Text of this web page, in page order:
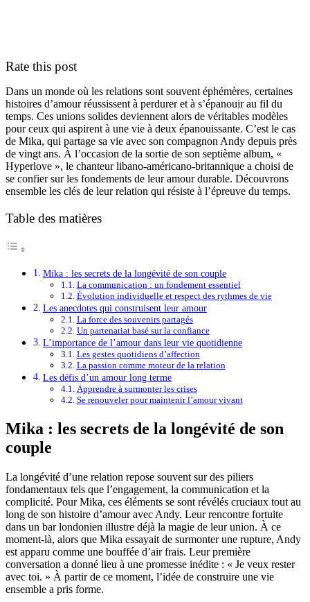
Rate this post
Dans un monde où les relations sont souvent éphémères, certaines
histoires d’amour réussissent à perdurer et à s’épanouir au fil du
temps. Ces unions solides deviennent alors de véritables modèles
pour ceux qui aspirent à une vie à deux épanouissante. C’est le cas
de Mika, qui partage sa vie avec son compagnon Andy depuis près
de vingt ans. À l’occasion de la sortie de son septième album, «
Hyperlove », le chanteur libano-américano-britannique a choisi de
se confier sur les fondements de leur amour durable. Découvrons
ensemble les clés de leur relation qui résiste à l’épreuve du temps.
Table des matières
Mika : les secrets de la longévité de son couple
La communication : un fondement essentiel
Évolution individuelle et respect des rythmes de vie
Les anecdotes qui construisent leur amour
La force des souvenirs partagés
Un partenariat basé sur la confiance
L’importance de l’amour dans leur vie quotidienne
Les gestes quotidiens d’affection
La passion comme moteur de la relation
Les défis d’un amour long terme
Apprendre à surmonter les crises
Se renouveler pour maintenir l’amour vivant
Mika : les secrets de la longévité de son
couple
La longévité d’une relation repose souvent sur des piliers
fondamentaux tels que l’engagement, la communication et la
complicité. Pour Mika, ces éléments se sont révélés cruciaux tout au
long de son histoire d’amour avec Andy. Leur rencontre fortuite
dans un bar londonien illustre déjà la magie de leur union. À ce
moment-là, alors que Mika essayait de surmonter une rupture, Andy
est apparu comme une bouffée d’air frais. Leur première
conversation a donné lieu à une promesse inédite : « Je veux rester
avec toi. » À partir de ce moment, l’idée de construire une vie
ensemble a pris forme.